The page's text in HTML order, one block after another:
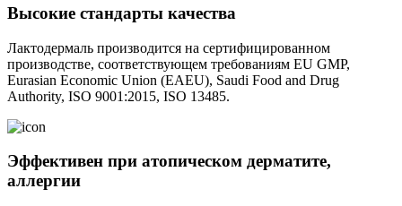
Высокие стандарты качества
Лактодермаль производится на сертифицированном
производстве, соответствующем требованиям EU GMP,
Eurasian Economic Union (EAEU), Saudi Food and Drug
Authority, ISO 9001:2015, ISO 13485.
Эффективен при атопическом дерматите,
аллергии